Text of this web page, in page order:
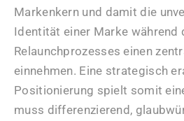
Markenkern und damit die
Identität einer Marke während
Relaunchprozesses einen
einnehmen. Eine strategisch
Positionierung spielt somit
muss differenzierend,